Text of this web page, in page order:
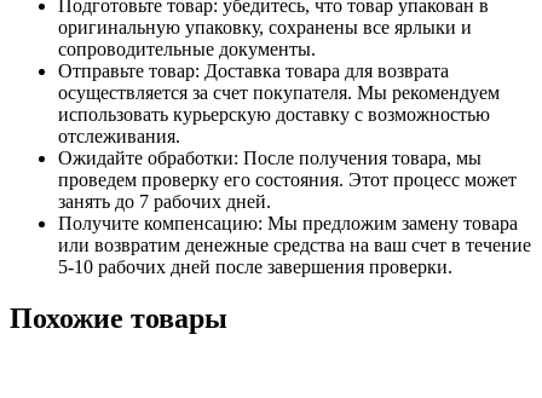
Подготовьте товар: убедитесь, что товар упакован в
оригинальную упаковку, сохранены все ярлыки и
сопроводительные документы.
Отправьте товар: Доставка товара для возврата
осуществляется за счет покупателя. Мы рекомендуем
использовать курьерскую доставку с возможностью
отслеживания.
Ожидайте обработки: После получения товара, мы
проведем проверку его состояния. Этот процесс может
занять до 7 рабочих дней.
Получите компенсацию: Мы предложим замену товара
или возвратим денежные средства на ваш счет в течение
5-10 рабочих дней после завершения проверки.
Похожие товары